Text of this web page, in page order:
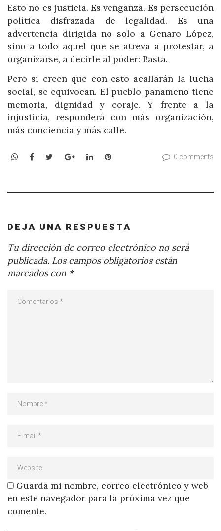
Esto no es justicia. Es venganza. Es persecución
política disfrazada de legalidad. Es una
advertencia dirigida no solo a Genaro López,
sino a todo aquel que se atreva a protestar, a
organizarse, a decirle al poder: Basta.
Pero si creen que con esto acallarán la lucha
social, se equivocan. El pueblo panameño tiene
memoria, dignidad y coraje. Y frente a la
injusticia, responderá con más organización,
más conciencia y más calle.
WhatsApp
Facebook
TwitterGoogle+LinkedInPinterest 0 comments
DEJA UNA RESPUESTA
Tu dirección de correo electrónico no será
publicada. Los campos obligatorios están
marcados con *
Guarda mi nombre, correo electrónico y web
en este navegador para la próxima vez que
comente.